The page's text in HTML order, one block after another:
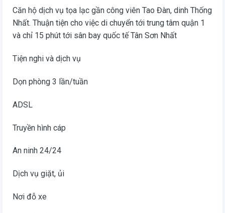
Căn hộ dịch vụ tọa lạc gần công viên Tao Đàn, dinh Thống
Nhất. Thuận tiện cho việc di chuyển tới trung tâm quận 1
và chỉ 15 phút tới sân bay quốc tế Tân Sơn Nhất
Tiện nghi và dịch vụ
Dọn phòng 3 lần/tuần
ADSL
Truyền hình cáp
An ninh 24/24
Dịch vụ giặt, ủi
Nơi đỗ xe